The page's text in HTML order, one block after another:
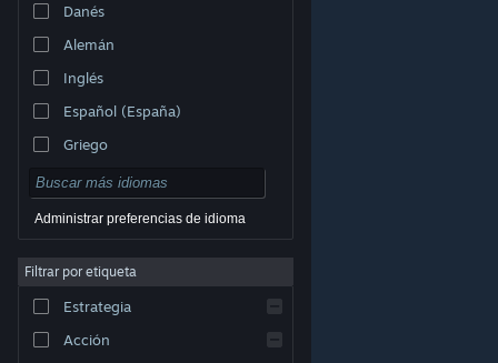
© Valve Corporation. Todos los derechos reservados.
Todas las marcas registradas pertenecen a sus
de Privacidad|Información legal
Acuerdo de Suscriptor a Steam
Cookies
Danés
Alemán
Inglés
Español (España)
Griego
Administrar preferencias de idioma
Filtrar por etiqueta
Estrategia
Acción